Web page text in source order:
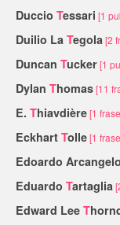
Duccio Tessari [1
Duilio La Tegola [2
Duncan Tucker[1
Dylan Thomas[11
E. Thiavdière[1
Eckhart Tolle[1
Edoardo Arcangelo
Eduardo Tartaglia
Edward Lee T